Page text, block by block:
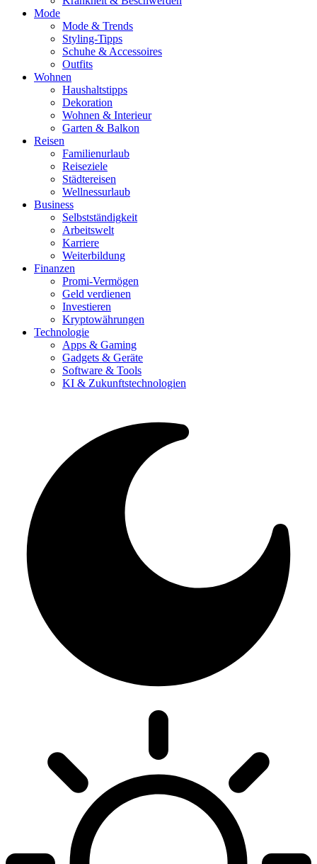
Mode
Mode & Trends
Styling-Tipps
Schuhe & Accessoires
Outfits
Wohnen
Haushaltstipps
Dekoration
Wohnen & Interieur
Garten & Balkon
Reisen
Familienurlaub
Reiseziele
Städtereisen
Wellnessurlaub
Business
Selbstständigkeit
Arbeitswelt
Karriere
Weiterbildung
Finanzen
Promi-Vermögen
Geld verdienen
Investieren
Kryptowährungen
Technologie
Apps & Gaming
Gadgets & Geräte
Software & Tools
KI & Zukunftstechnologien